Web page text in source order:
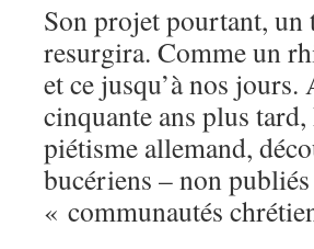
Son projet pourtant, un
resurgira. Comme un
et ce jusqu’à nos
cinquante ans plus
piétisme allemand,
bucériens – non
« communautés